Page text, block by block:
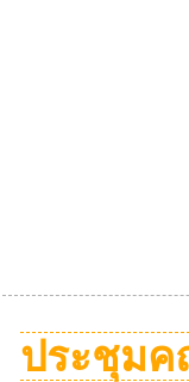
ประชุมค